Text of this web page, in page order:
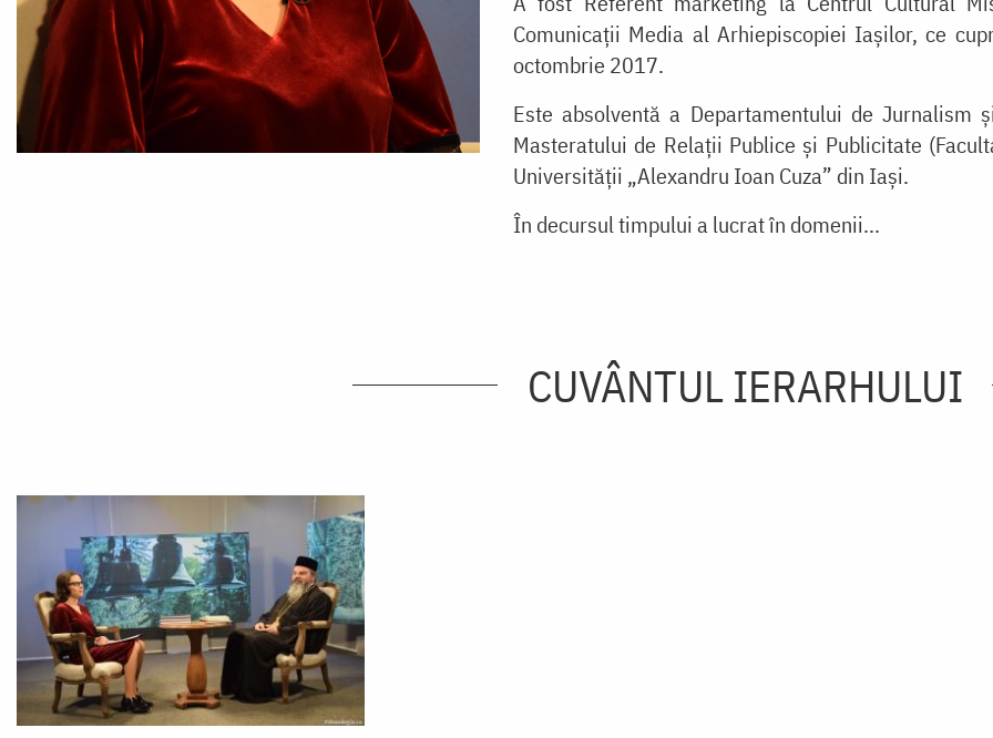
Comunicații Media al Arhiepiscopiei Iaşilor, ce
octombrie 2017.
Este absolventă a Departamentului de
Masteratului de Relații Publice și Publicitate
Universității „Alexandru Ioan Cuza” din Iași.
În decursul timpului a lucrat în domenii...
CUVÂNTUL IERARHULUI